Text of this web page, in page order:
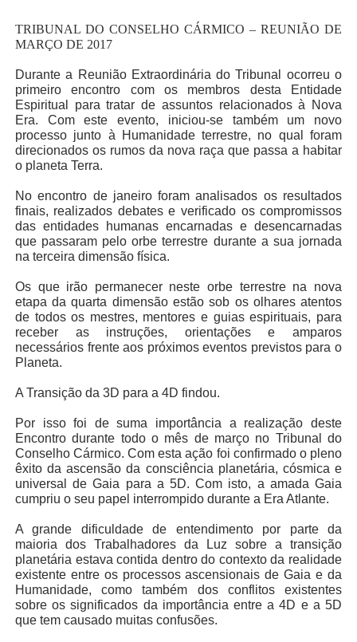
TRIBUNAL DO CONSELHO CÁRMICO – REUNIÃO DE
MARÇO DE 2017
Durante a Reunião Extraordinária do Tribunal ocorreu o
primeiro encontro com os membros desta Entidade
Espiritual para tratar de assuntos relacionados à Nova
Era. Com este evento, iniciou-se também um novo
processo junto à Humanidade terrestre, no qual foram
direcionados os rumos da nova raça que passa a habitar
o planeta Terra.
No encontro de janeiro foram analisados os resultados
finais, realizados debates e verificado os compromissos
das entidades humanas encarnadas e desencarnadas
que passaram pelo orbe terrestre durante a sua jornada
na terceira dimensão física.
Os que irão permanecer neste orbe terrestre na nova
etapa da quarta dimensão estão sob os olhares atentos
de todos os mestres, mentores e guias espirituais, para
receber as instruções, orientações e amparos
necessários frente aos próximos eventos previstos para o
Planeta.
A Transição da 3D para a 4D findou.
Por isso foi de suma importância a realização deste
Encontro durante todo o mês de março no Tribunal do
Conselho Cármico. Com esta ação foi confirmado o pleno
êxito da ascensão da consciência planetária, cósmica e
universal de Gaia para a 5D. Com isto, a amada Gaia
cumpriu o seu papel interrompido durante a Era Atlante.
A grande dificuldade de entendimento por parte da
maioria dos Trabalhadores da Luz sobre a transição
planetária estava contida dentro do contexto da realidade
existente entre os processos ascensionais de Gaia e da
Humanidade, como também dos conflitos existentes
sobre os significados da importância entre a 4D e a 5D
que tem causado muitas confusões.